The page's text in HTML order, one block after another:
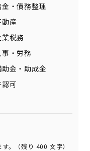
金・債務整理
動産
税務
事・労務
助金・助成金
可
。（残り 400 文字）